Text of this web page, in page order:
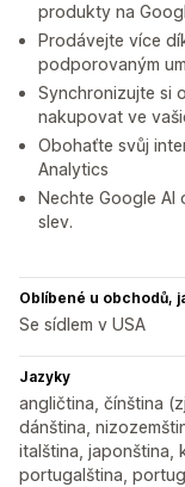
produkty na
Prodávejte více
podporovaným
Synchronizujte si
nakupovat ve
Obohaťte svůj
Analytics
Nechte Google
slev.
Oblíbené u obchodů,
Se sídlem v USA
Jazyky
angličtina, čínština
dánština,
italština, japonština,
portugalština,